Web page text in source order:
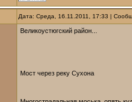
Дата: Среда, 16.11.2011, 17:33 |
Великоустюгский район...
Мост через реку Сухона